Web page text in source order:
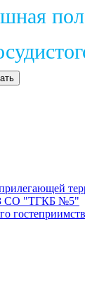
СО "ТГКБ №5"